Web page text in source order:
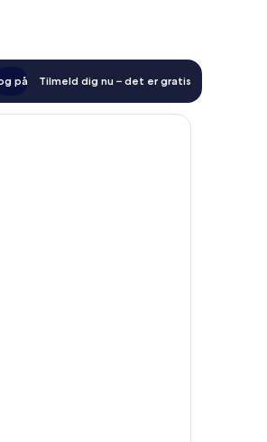
på Tilmeld dig nu – det er gratis